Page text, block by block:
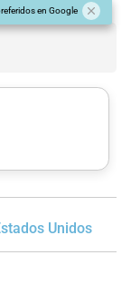
en Google
Unidos